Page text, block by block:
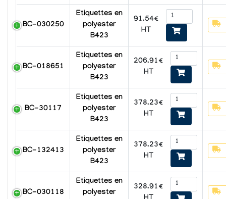
BC-030250
Etiquettes en
polyester
B423
91.54€
HT
BC-018651
Etiquettes en
polyester
B423
206.91€
HT
BC-30117
Etiquettes en
polyester
B423
378.23€
HT
BC-132413
Etiquettes en
polyester
B423
378.23€
HT
BC-030118
Etiquettes en
polyester
328.91€